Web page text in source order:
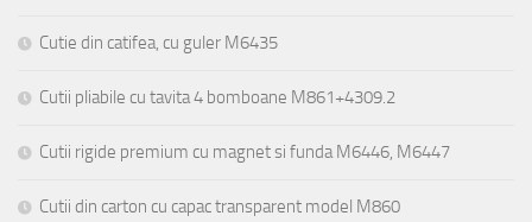
Cutie din catifea, cu guler M6435
Cutii pliabile cu tavita 4 bomboane M861+4309.2
Cutii rigide premium cu magnet si funda M6446, M6447
Cutii din carton cu capac transparent model M860